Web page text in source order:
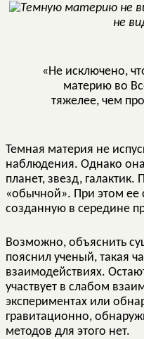
не
«Не исключено,
материю во
тяжелее, чем
Темная материя не
наблюдения. Однако
планет, звезд,
«обычной». При этом ее
созданную в середине
Возможно, объяснить
пояснил ученый, такая
взаимодействиях.
участвует в слабом
экспериментах или
гравитационно,
методов для этого нет.